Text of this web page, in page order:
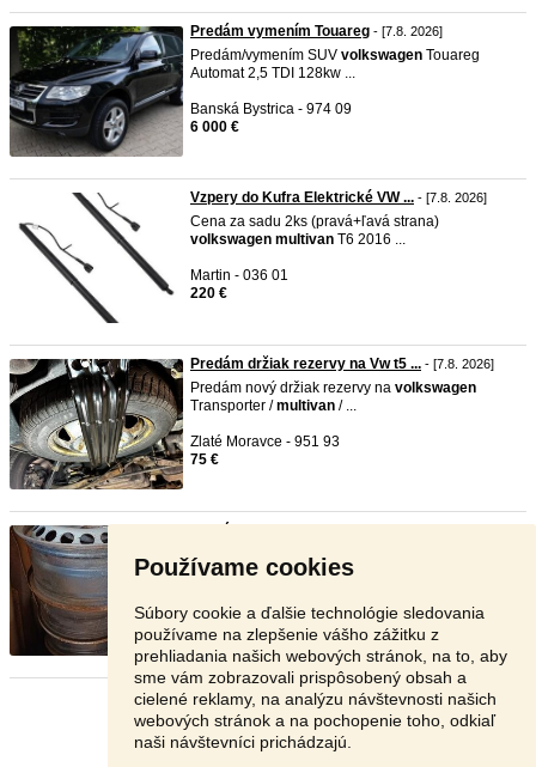
Používame cookies
Súbory cookie a ďalšie technológie sledovania
používame na zlepšenie vášho zážitku z
prehliadania našich webových stránok, na to, aby
sme vám zobrazovali prispôsobený obsah a
cielené reklamy, na analýzu návštevnosti našich
webových stránok a na pochopenie toho, odkiaľ
naši návštevníci prichádzajú.
Predám vymením Touareg - [7.8. 2026]
Predám/vymením SUV volkswagen Touareg
Automat 2,5 TDI 128kw ...
Banská Bystrica - 974 09
6 000 €
Vzpery do Kufra Elektrické VW ... - [7.8. 2026]
Cena za sadu 2ks (pravá+ľavá strana)
volkswagen multivan T6 2016 ...
Martin - 036 01
220 €
Predám držiak rezervy na Vw t5 ... - [7.8. 2026]
Predám nový držiak rezervy na volkswagen
Transporter /multivan / ...
Zlaté Moravce - 951 93
75 €
Predám disky originál
Caravelle/Transporter/multivan
Partizánske - 958 03
Stránka: 1 2 3 Ďalšia